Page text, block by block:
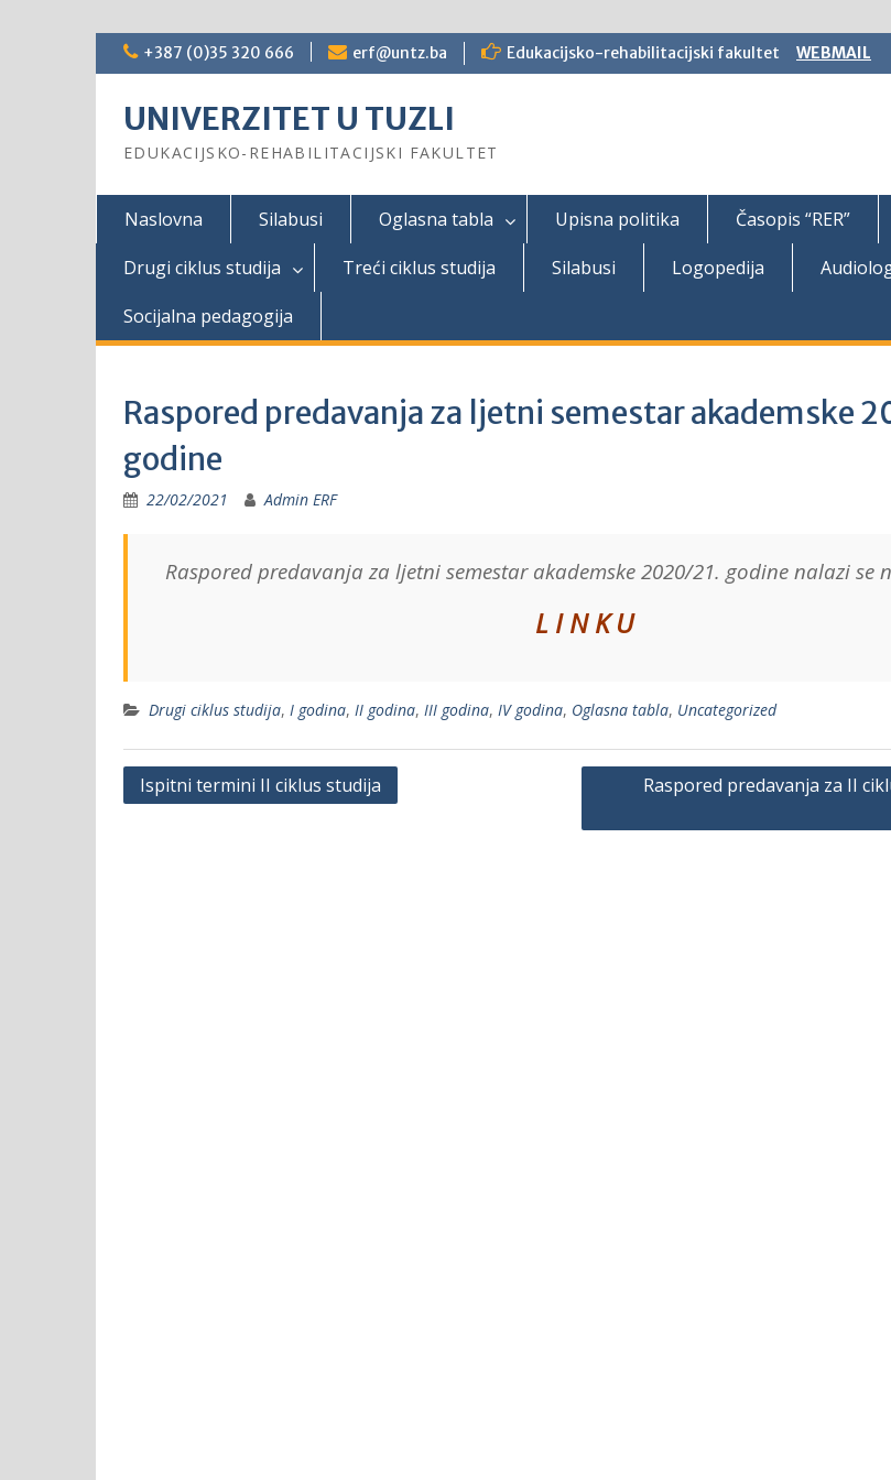
Skip
+387 (0)35 320 666 erf@untz.ba Edukacijsko-rehabilitacijski fakultet WEBMAIL
UNIVERZITET U TUZLI
EDUKACIJSKO-REHABILITACIJSKI FAKULTET
Naslovna Silabusi Oglasna tabla Upisna politika Časopis “RER”
Drugi ciklus studija
Treći ciklus studija Silabusi Logopedija
Socijalna pedagogija
Raspored predavanja za ljetni semestar akademske
godine
22/02/2021 Admin ERF
Raspored predavanja za ljetni semestar akademske 2020/21. godine nalazi se
L I N K U
Drugi ciklus studija, I godina, II godina, III godina, IV godina, Oglasna tabla, Uncategorized
Post
Ispitni termini II ciklus studija
Raspored predavanja za II